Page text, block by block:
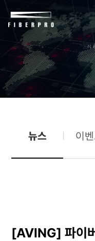
뉴스 이
[AVING] 파이